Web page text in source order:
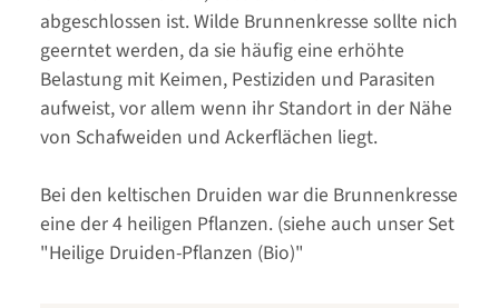
abgeschlossen ist. Wilde Brunnenkresse sollte nich
geerntet werden, da sie häufig eine erhöhte
Belastung mit Keimen, Pestiziden und Parasiten
aufweist, vor allem wenn ihr Standort in der Nähe
von Schafweiden und Ackerflächen liegt.
Bei den keltischen Druiden war die Brunnenkresse
eine der 4 heiligen Pflanzen. (siehe auch unser Set
"Heilige Druiden-Pflanzen (Bio)"